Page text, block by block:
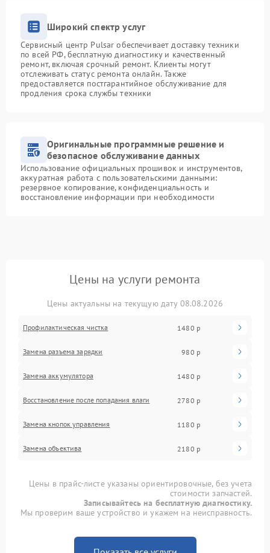
Широкий спектр услуг
Сервисный центр Pulsar обеспечивает доставку техники
по всей РФ, бесплатную диагностику и качественный
ремонт, включая срочный ремонт. Клиенты могут
отслеживать статус ремонта онлайн. Также
предоставляется постгарантийное обслуживание для
продления срока службы техники
Оригинальные программные решение и
безопасное обслуживание данных
Использование официальных прошивок и инструментов,
аккуратная работа с пользовательскими данными:
резервное копирование, конфиденциальность и
восстановление информации при необходимости
Цены на услуги ремонта
Цены актуальны на текущую дату 08.08.2026
Профилактическая чистка 1480 р
Замена разъема зарядки 980 р
Замена аккумулятора 1480 р
Восстановление после попадания влаги 2780 р
Замена кнопок управления 1180 р
Замена объектива 2180 р
Цены в прайс-листе указаны ориентировочные, без учета
стоимости запчастей.
Записывайтесь на бесплатную диагностику.
Мы проверим ваше устройство и укажем на неисправность.